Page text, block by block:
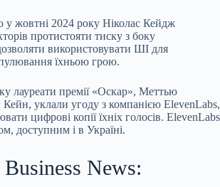
у жовтні 2024 року Ніколас Кейдж
протистояти тиску з боку
використовувати ШІ для
їхньою грою.
лауреати премії «Оскар», Меттью
уклали угоду з компанією ElevenLabs,
цифрові копії їхніх голосів. ElevenLabs
доступним і в Україні.
News: